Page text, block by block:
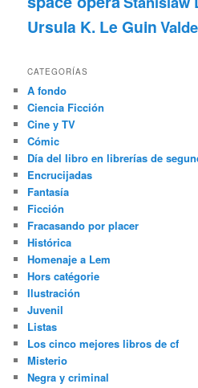
Ursula K. Le Guin
CATEGORÍAS
A fondo
Ciencia Ficción
Cine y TV
Cómic
Día del libro en librerías de
Encrucijadas
Fantasía
Ficción
Fracasando por placer
Histórica
Homenaje a Lem
Hors catégorie
Ilustración
Juvenil
Listas
Los cinco mejores libros de cf
Misterio
Negra y criminal